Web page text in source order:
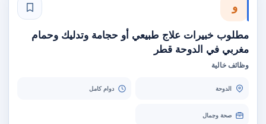
و
مطلوب خبيرات علاج طبيعي أو حجامة وتدليك وحمام
مغربي في الدوحة قطر
وظائف خالية
الدوحة دوام كامل
صحة وجمال